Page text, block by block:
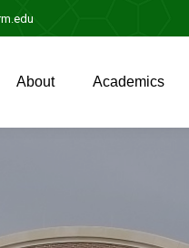
About Academics